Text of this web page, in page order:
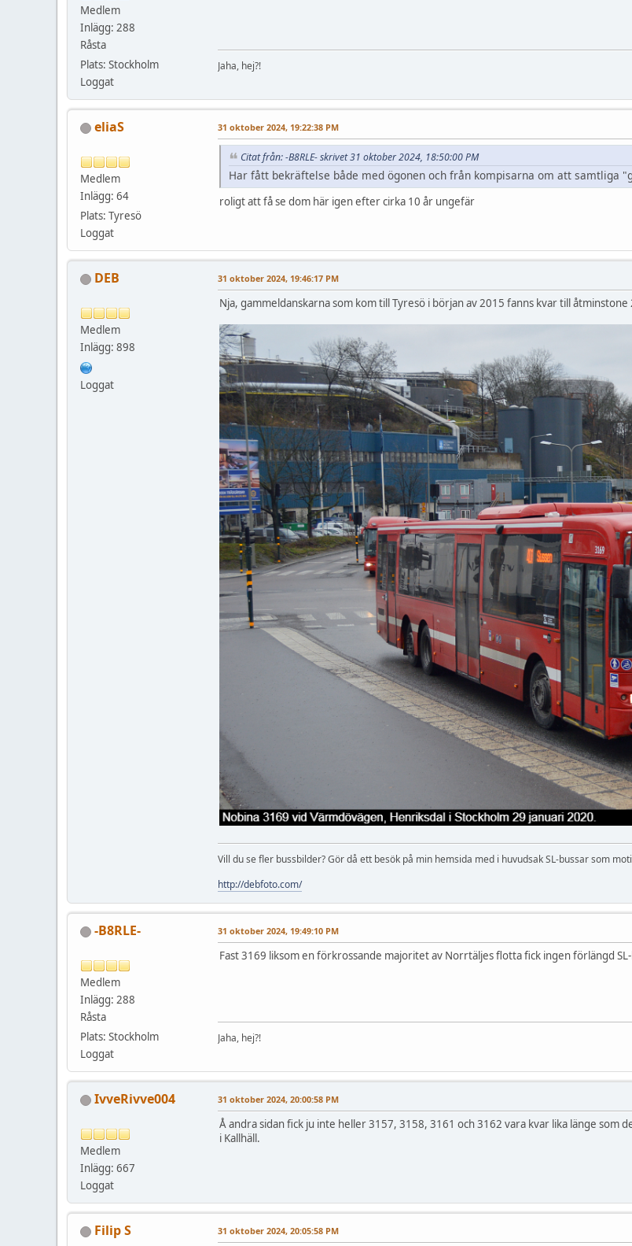
Medlem
Inlägg: 288
Råsta
Plats: Stockholm
Loggat
Jaha, hej?!
eliaS
Medlem
Inlägg: 64
Plats: Tyresö
Loggat
31 oktober 2024, 19:22:38 PM
Citat från: -B8RLE- skrivet 31 oktober 2024, 18:50:00 PM
Har fått bekräftelse både med ögonen och från kompisarna om att samtliga
roligt att få se dom här igen efter cirka 10 år ungefär
DEB
Medlem
Inlägg: 898
Loggat
31 oktober 2024, 19:46:17 PM
Nja, gammeldanskarna som kom till Tyresö i början av 2015 fanns kvar till
Vill du se fler bussbilder? Gör då ett besök på min hemsida med i huvudsak SL-bussar som
http://debfoto.com/
-B8RLE-
Medlem
Inlägg: 288
Råsta
Plats: Stockholm
Loggat
31 oktober 2024, 19:49:10 PM
Fast 3169 liksom en förkrossande majoritet av Norrtäljes flotta fick ingen förlängd
Jaha, hej?!
IvveRivve004
Medlem
Inlägg: 667
Loggat
31 oktober 2024, 20:00:58 PM
Å andra sidan fick ju inte heller 3157, 3158, 3161 och 3162 vara kvar lika länge som
i Kallhäll.
Filip S 31 oktober 2024, 20:05:58 PM